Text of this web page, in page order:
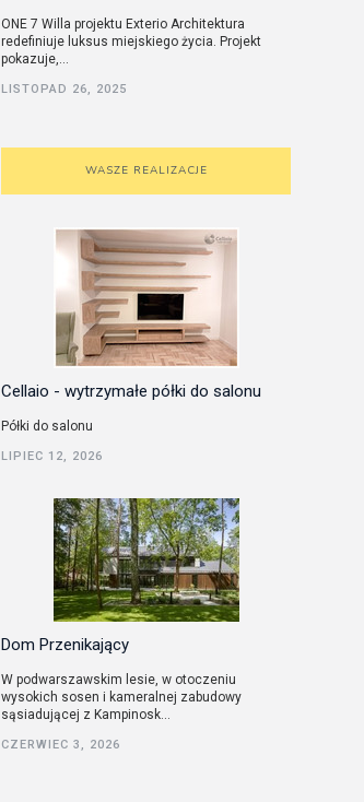
ONE 7 Willa projektu Exterio Architektura
redefiniuje luksus miejskiego życia. Projekt
pokazuje,...
LISTOPAD 26, 2025
WASZE REALIZACJE
Cellaio - wytrzymałe półki do salonu
Półki do salonu
LIPIEC 12, 2026
Dom Przenikający
W podwarszawskim lesie, w otoczeniu
wysokich sosen i kameralnej zabudowy
sąsiadującej z Kampinosk...
CZERWIEC 3, 2026